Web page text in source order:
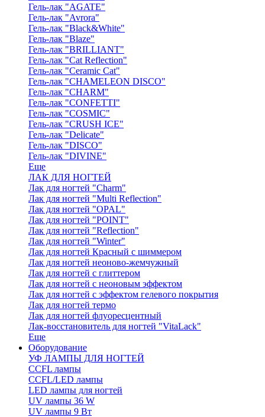
Гель-лак "AGATE"
Гель-лак "Avrora"
Гель-лак "Black&White"
Гель-лак "Blaze"
Гель-лак "BRILLIANT"
Гель-лак "Cat Reflection"
Гель-лак "Ceramic Cat"
Гель-лак "CHAMELEON DISCO"
Гель-лак "CHARM"
Гель-лак "CONFETTI"
Гель-лак "COSMIC"
Гель-лак "CRUSH ICE"
Гель-лак "Delicate"
Гель-лак "DISCO"
Гель-лак "DIVINE"
Еще
ЛАК ДЛЯ НОГТЕЙ
Лак для ногтей "Charm"
Лак для ногтей "Multi Reflection"
Лак для ногтей "OPAL"
Лак для ногтей "POINT"
Лак для ногтей "Reflection"
Лак для ногтей "Winter"
Лак для ногтей Красный с шиммером
Лак для ногтей неоново-жемчужный
Лак для ногтей с глиттером
Лак для ногтей с неоновым эффектом
Лак для ногтей с эффектом гелевого покрытия
Лак для ногтей термо
Лак для ногтей флуоресцентный
Лак-восстановитель для ногтей "VitaLack"
Еще
Оборудование
УФ ЛАМПЫ ДЛЯ НОГТЕЙ
CCFL лампы
CCFL/LED лампы
LED лампы для ногтей
UV лампы 36 W
UV лампы 9 Вт